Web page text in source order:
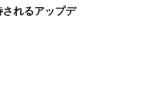
れるアップデ